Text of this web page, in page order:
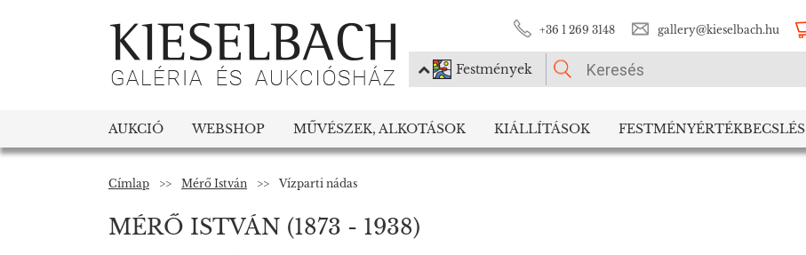
+36 1 269 3148 gallery@kieselbach.hu
Festmények
Festmények
AUKCIÓ WEBSHOP MŰVÉSZEK, ALKOTÁSOK KIÁLLÍTÁSOK FESTMÉNYÉRTÉKBECSLÉS
Címlap >> Mérő István >> Vízparti nádas
MÉRŐ ISTVÁN (1873 - 1938)